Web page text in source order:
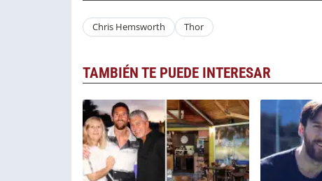
Chris Hemsworth Thor
TAMBIÉN TE PUEDE INTERESAR